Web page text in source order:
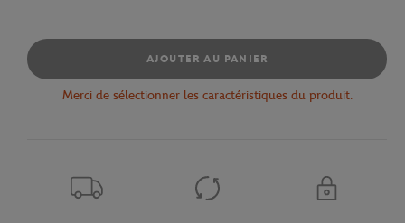
AJOUTER AU PANIER
Merci de sélectionner les caractéristiques du produit.